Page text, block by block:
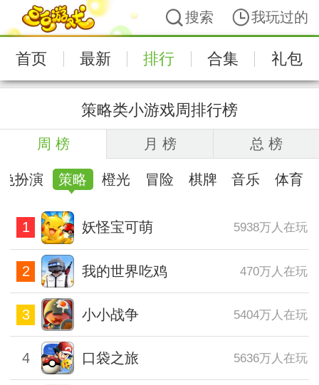
搜索 我玩过的
首页 最新 排行 合集 礼包
策略类小游戏周排行榜
周 榜 月 榜 总 榜
扮演 策略 橙光 冒险 棋牌 音乐 体育
1 妖怪宝可萌 5938万人在玩
2 我的世界吃鸡 470万人在玩
3 小小战争 5404万人在玩
4 口袋之旅 5636万人在玩